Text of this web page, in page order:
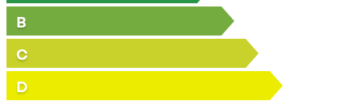
B
C
D